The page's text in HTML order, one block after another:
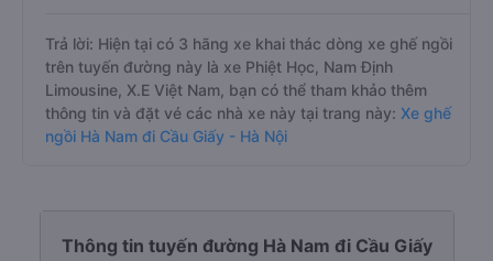
Trả lời: Hiện tại có 3 hãng xe khai thác dòng xe ghế ngồi
trên tuyến đường này là xe Phiệt Học, Nam Định
Limousine, X.E Việt Nam, bạn có thể tham khảo thêm
thông tin và đặt vé các nhà xe này tại trang này: Xe ghế
ngồi Hà Nam đi Cầu Giấy - Hà Nội
Thông tin tuyến đường Hà Nam đi Cầu Giấy